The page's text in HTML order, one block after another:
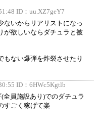
ID： uu.XZ7geY7
ないからリアリストになっ
が欲しいならダチュラと被
もない爆弾を炸裂させたり
ID： 6HWc5Kgtlb
全員施設あり)でのダチュラ
すごく稼げて楽